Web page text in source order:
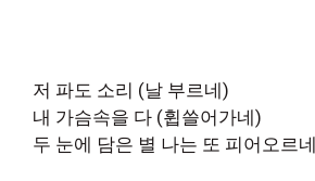
저 파도 소리 (날 부르네)
내 가슴속을 다 (휩쓸어가네)
두 눈에 담은 별 나는 또 피어오르네